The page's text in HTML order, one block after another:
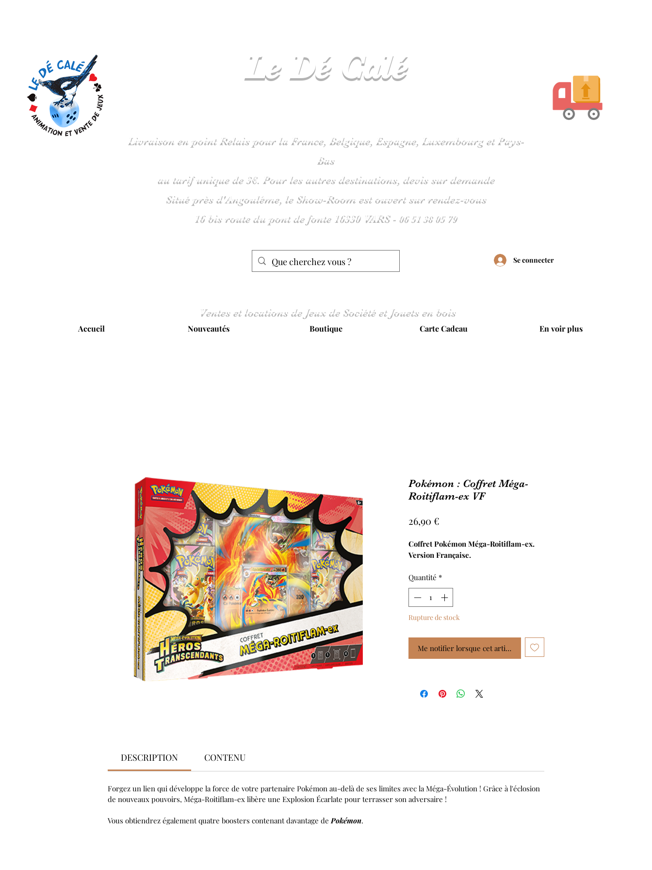
Le DéCalé
Livraison en point Relais pour la France, Belgique, Espagne, Luxembourg et Pays-
Bas
au tarif unique de 3€. Pour les autres destinations, devis sur demande
Situé près d'Angoulême, le Show-Room est ouvert sur rendez-vous
16 bis route du pont de fonte 16330 VARS - 0651 38 05 79
Se connecter
Ventes et locations de Jeux de Société et Jouets en bois
Accueil Nouveautés Boutique Carte Cadeau En voir plus
Pokémon : Coffret Méga-
Roitiflam-ex VF
26,90 €
Coffret Pokémon Méga-Roitiflam-ex.
Version Française.
Quantité *
Rupture de stock
Me notifier lorsque cet article est disponible
DESCRIPTION CONTENU
Forgez un lien qui développe la force de votre partenaire Pokémon au-delà de ses limites avec la Méga-Évolution ! Grâce à l'éclosion
de nouveaux pouvoirs, Méga-Roitiflam-ex libère une Explosion Écarlate pour terrasser son adversaire !
Vous obtiendrez également quatre boosters contenant davantage de Pokémon.